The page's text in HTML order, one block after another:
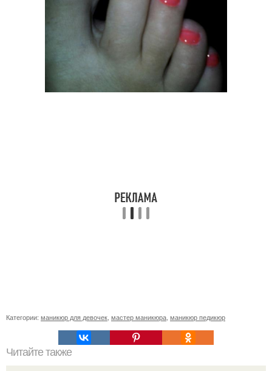
Категории: маникюр для девочек мастер маникюра маникюр педикюр
Читайте также